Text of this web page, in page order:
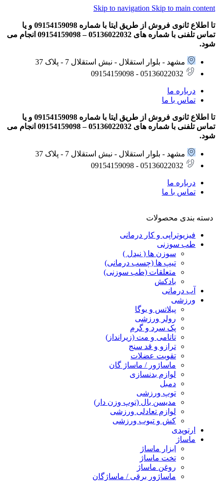
Skip to navigation Skip to main content
تا اطلاع ثانوی فروش از طریق ایتا با شماره 09154159098 و یا
تماس تلفنی با شماره های 05136022032 – 09154159098 انجام می
شود.
مشهد - بلوار استقلال - نبش استقلال 7 - پلاک 37
05136022032 - 09154159098
درباره ما
تماس با ما
تا اطلاع ثانوی فروش از طریق ایتا با شماره 09154159098 و یا
تماس تلفنی با شماره های 05136022032 – 09154159098 انجام می
شود.
مشهد - بلوار استقلال - نبش استقلال 7 - پلاک 37
05136022032 - 09154159098
درباره ما
تماس با ما
دسته بندی محصولات
فیزیوتراپی و کار درمانی
طب سوزنی
سوزن ها ( نیدل )
تیپ ها (چسب درمانی)
متعلقات (طب سوزنی)
بادکش
آب درمانی
ورزشی
پیلاتس و یوگا
رولر ورزشی
پک سرد و گرم
تاتامی و مت (زیرانداز)
ترازو و قد سنج
تقویت عضلات
ماساژور / ماساژ گان
لوازم بدنسازی
دمبل
توپ ورزشی
مدیسن بال (توپ وزن دار)
لوازم تعادلی ورزشی
کش و تیوب ورزشی
ارتوپدی
ماساژ
ابزار ماساژ
تخت ماساژ
روغن ماساژ
ماساژور برقی / ماساژگان